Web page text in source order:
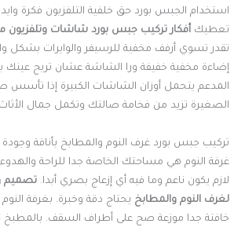
استخدام الجبس بورد حق خلفية التلفزيون فكرة وايد
تعطيك أفكار تركيب جبس بورد شاشات وتلفزيون
تقدر تسوي أرفف مخفية للرسيفر والوايرات بشكل
إضاءة مخفية خفيفة ورا الشاشة عشان تريح عينك
المدعم يتحمل أوزان الشاشات الكبيرة إذا تأسس
الصغيرة تزيد من فخامة صالتك وتكمل جمال
تركيب جبس بورد غرف النوم والمطابخ بأناقة وجودة
غرفة النوم هي مساحتك الخاصة جدا للراحة والهدوء
لازم يكون ناعم وما فيه أي إزعاج بصري أبدا. تصميم
لغرف النوم والمطابخ يحتاج دقة وخبرة. بغرفة
خافتة جدا موزعة صح على أطراف السقف. بالمطبخ